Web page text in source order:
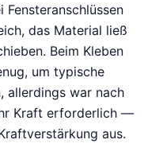
Fensteranschlüssen
das Material ließ
Beim Kleben
um typische
allerdings war nach
Kraft erforderlich —
aus.